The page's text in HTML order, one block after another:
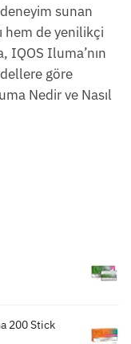
sunan
hem de yenilikçi
IQOS Iluma’nın
göre
Nedir ve Nasıl
200 Stick